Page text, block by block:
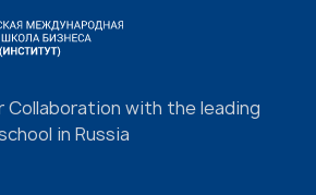
with the leading
in Russia